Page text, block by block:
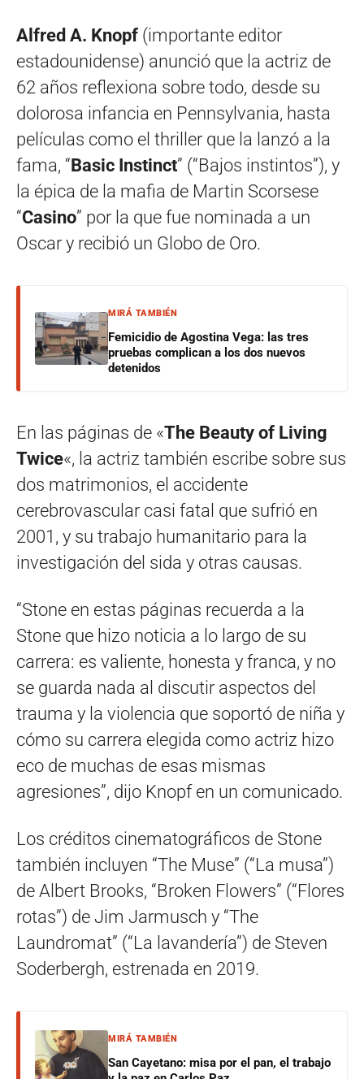
Alfred A. Knopf (importante editor
estadounidense) anunció que la actriz de
62 años reflexiona sobre todo, desde su
dolorosa infancia en Pennsylvania, hasta
películas como el thriller que la lanzó a la
fama, “Basic Instinct” (“Bajos instintos”), y
la épica de la mafia de Martin Scorsese
“Casino” por la que fue nominada a un
Oscar y recibió un Globo de Oro.
MIRÁ TAMBIÉN
Femicidio de Agostina Vega: las tres
pruebas complican a los dos nuevos
detenidos
En las páginas de «The Beauty of Living
Twice«, la actriz también escribe sobre sus
dos matrimonios, el accidente
cerebrovascular casi fatal que sufrió en
2001, y su trabajo humanitario para la
investigación del sida y otras causas.
“Stone en estas páginas recuerda a la
Stone que hizo noticia a lo largo de su
carrera: es valiente, honesta y franca, y no
se guarda nada al discutir aspectos del
trauma y la violencia que soportó de niña y
cómo su carrera elegida como actriz hizo
eco de muchas de esas mismas
agresiones”, dijo Knopf en un comunicado.
Los créditos cinematográficos de Stone
también incluyen “The Muse” (“La musa”)
de Albert Brooks, “Broken Flowers” (“Flores
rotas”) de Jim Jarmusch y “The
Laundromat” (“La lavandería”) de Steven
Soderbergh, estrenada en 2019.
MIRÁ TAMBIÉN
San Cayetano: misa por el pan, el trabajo